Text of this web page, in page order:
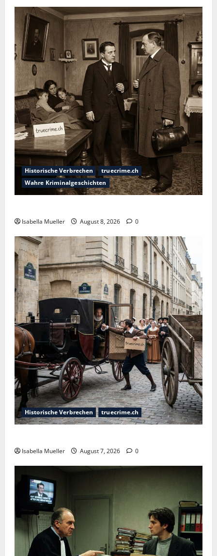
Historische Verbrechen
truecrime.ch
Wahre Kriminalgeschichten
Isabella Mueller August 8, 2026 0
Historische Verbrechen truecrime.ch
Isabella Mueller August 7, 2026 0